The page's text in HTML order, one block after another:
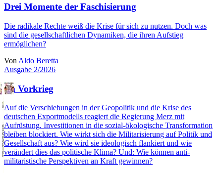
Drei Momente der Faschisierung
Die radikale Rechte weiß die Krise für sich zu nutzen. Doch was
sind die gesellschaftlichen Dynamiken, die ihren Aufstieg
ermöglichen?
Von Aldo Beretta
Ausgabe 2/2026
Im Vorkrieg
Auf die Verschiebungen in der Geopolitik und die Krise des
deutschen Exportmodells reagiert die Regierung Merz mit
Aufrüstung. Investitionen in die sozial-ökologische Transformation
bleiben blockiert. Wie wirkt sich die Militarisierung auf Politik und
Gesellschaft aus? Wie wird sie ideologisch flankiert und wie
verändert dies das politische Klima? Und: Wie können anti-
militaristische Perspektiven an Kraft gewinnen?